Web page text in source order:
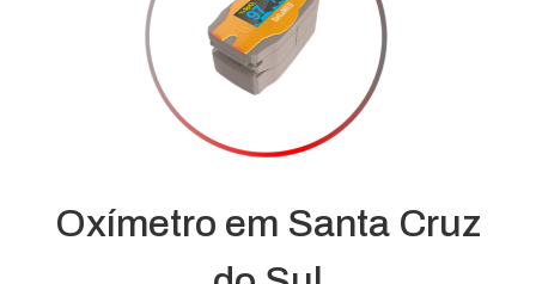
Oxímetro em Santa Cruz